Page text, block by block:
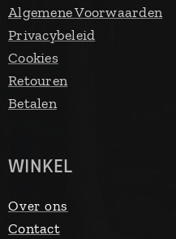
Algemene Voorwaarden
Privacybeleid
Cookies
Retouren
Betalen
WINKEL
Over ons
Contact